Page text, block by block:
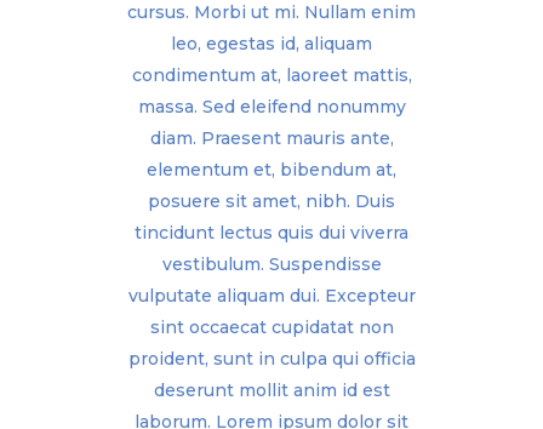
cursus. Morbi ut mi. Nullam enim
leo, egestas id, aliquam
condimentum at, laoreet mattis,
massa. Sed eleifend nonummy
diam. Praesent mauris ante,
elementum et, bibendum at,
posuere sit amet, nibh. Duis
tincidunt lectus quis dui viverra
vestibulum. Suspendisse
vulputate aliquam dui. Excepteur
sint occaecat cupidatat non
proident, sunt in culpa qui officia
deserunt mollit anim id est
laborum. Lorem ipsum dolor sit